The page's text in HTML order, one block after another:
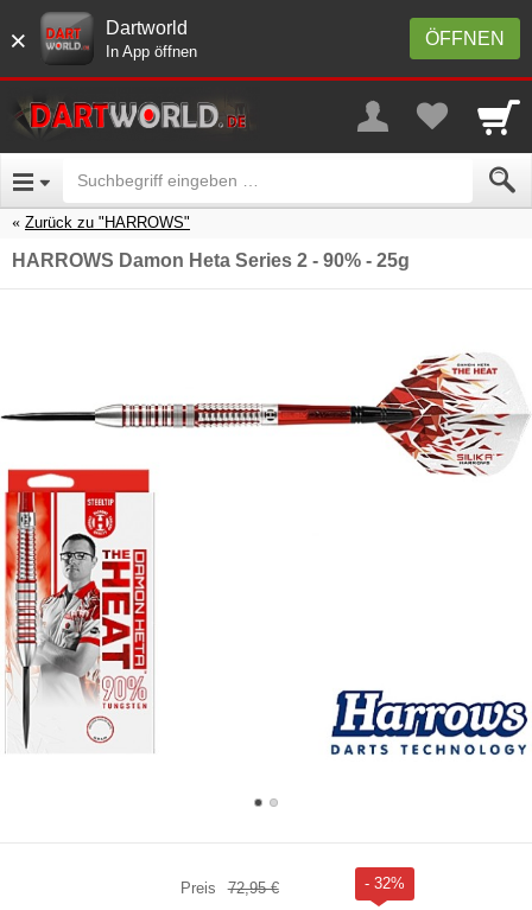
× ÖFFNEN
Dartworld
In App öffnen
Zurück zu "HARROWS"
HARROWS Damon Heta Series 2 - 90% - 25g
Preis 72,95 € - 32%